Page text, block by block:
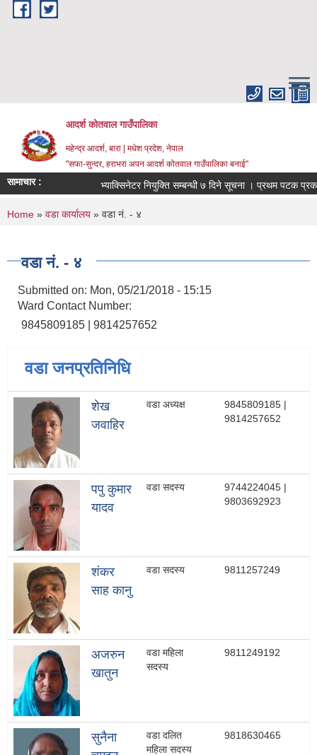
Skip to main content
आदर्श कोतवाल गाउँपालिका
महेन्द्र आदर्श, बारा | मधेश प्रदेश, नेपाल
"सफा-सुन्दर, हराभरा अपन आदर्श कोतवाल गाउँपालिका बनाई"
सामाचार : भ्याक्सिनेटर नियुक्ति सम्बन्धी ७ दिने सूचना । प्रथम पटक
You are here
Home » वडा कार्यालय » वडा नं. - ४
वडा नं. - ४
Submitted on: Mon, 05/21/2018 - 15:15
Ward Contact Number:
9845809185 | 9814257652
वडा जनप्रतिनिधि
शेख
जवाहिर
वडा अध्यक्ष
9845809185 |
9814257652
पपु कुमार
यादव
वडा सदस्य
9744224045 |
9803692923
शंकर
साह कानु
वडा सदस्य 9811257249
अजरुन
खातुन
वडा महिला
सदस्य
9811249192
सुनैना
वडा दलित
महिला सदस्य
9818630465